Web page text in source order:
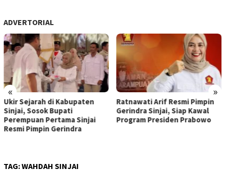
ADVERTORIAL
« »
Ukir Sejarah di Kabupaten
Sinjai, Sosok Bupati
Perempuan Pertama Sinjai
Resmi Pimpin Gerindra
Ratnawati Arif Resmi Pimpin
Gerindra Sinjai, Siap Kawal
Program Presiden Prabowo
TAG:WAHDAH SINJAI